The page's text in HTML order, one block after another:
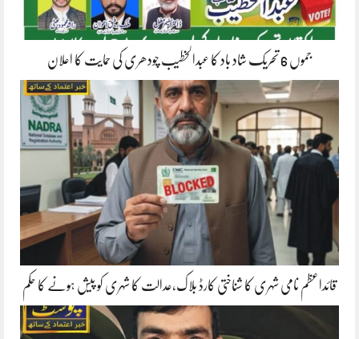
جموں 6 تحریک شاد باد کا عبدالخطیب چودھری کی حمایت کا اعلان
قائداعظم نامی شہری کا شناختی کارڈ بلاک،عدالت کا شہری کو پیش ہونے کا حکم